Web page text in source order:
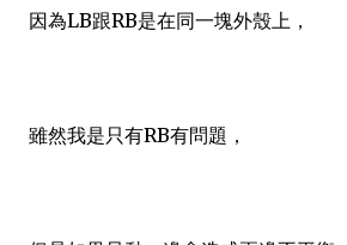
因為LB跟RB是在同一塊外殼上，
雖然我是只有RB有問題，